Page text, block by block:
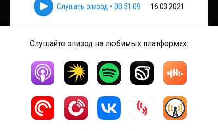
Слушать эпизод • 00:51:09 16.03.2021
Слушайте эпизод на любимых платформах: